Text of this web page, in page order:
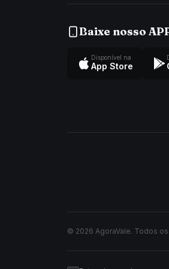
Baixe nosso
Disponível na
App Store
© 2026 AgoraVale. Todos